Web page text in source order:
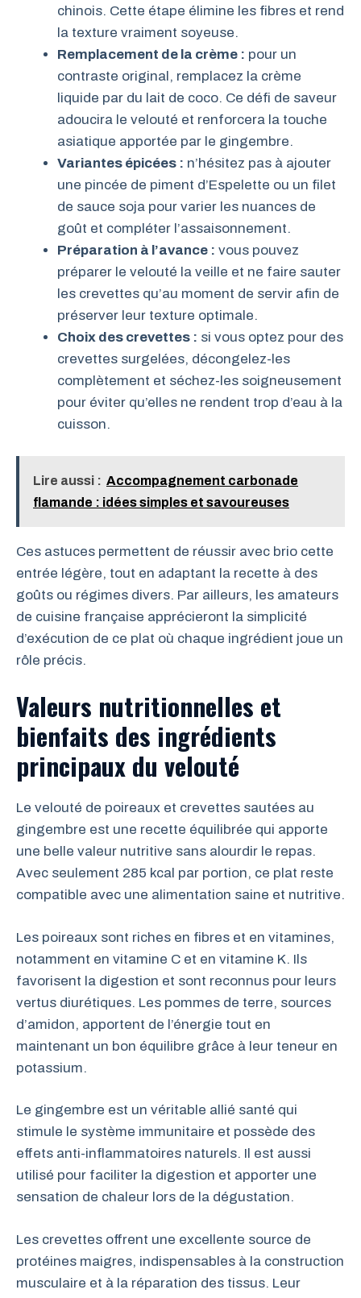
chinois. Cette étape élimine les fibres et rend
la texture vraiment soyeuse.
Remplacement de la crème : pour un
contraste original, remplacez la crème
liquide par du lait de coco. Ce défi de saveur
adoucira le velouté et renforcera la touche
asiatique apportée par le gingembre.
Variantes épicées : n’hésitez pas à ajouter
une pincée de piment d’Espelette ou un filet
de sauce soja pour varier les nuances de
goût et compléter l’assaisonnement.
Préparation à l’avance : vous pouvez
préparer le velouté la veille et ne faire sauter
les crevettes qu’au moment de servir afin de
préserver leur texture optimale.
Choix des crevettes : si vous optez pour des
crevettes surgelées, décongelez-les
complètement et séchez-les soigneusement
pour éviter qu’elles ne rendent trop d’eau à la
cuisson.
Lire aussi : Accompagnement carbonade
flamande : idées simples et savoureuses
Ces astuces permettent de réussir avec brio cette
entrée légère, tout en adaptant la recette à des
goûts ou régimes divers. Par ailleurs, les amateurs
de cuisine française apprécieront la simplicité
d’exécution de ce plat où chaque ingrédient joue un
rôle précis.
Valeurs nutritionnelles et
bienfaits des ingrédients
principaux du velouté
Le velouté de poireaux et crevettes sautées au
gingembre est une recette équilibrée qui apporte
une belle valeur nutritive sans alourdir le repas.
Avec seulement 285 kcal par portion, ce plat reste
compatible avec une alimentation saine et nutritive.
Les poireaux sont riches en fibres et en vitamines,
notamment en vitamine C et en vitamine K. Ils
favorisent la digestion et sont reconnus pour leurs
vertus diurétiques. Les pommes de terre, sources
d’amidon, apportent de l’énergie tout en
maintenant un bon équilibre grâce à leur teneur en
potassium.
Le gingembre est un véritable allié santé qui
stimule le système immunitaire et possède des
effets anti-inflammatoires naturels. Il est aussi
utilisé pour faciliter la digestion et apporter une
sensation de chaleur lors de la dégustation.
Les crevettes offrent une excellente source de
protéines maigres, indispensables à la construction
musculaire et à la réparation des tissus. Leur